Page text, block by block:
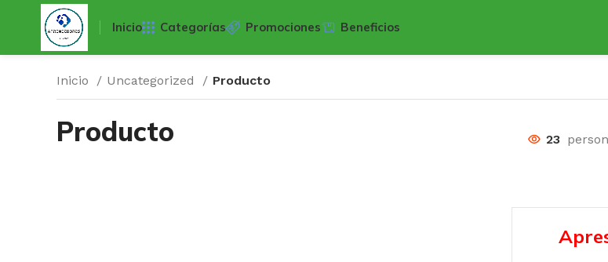
Inicio Categorías Promociones Beneficios
Inicio Uncategorized Producto
Producto 23